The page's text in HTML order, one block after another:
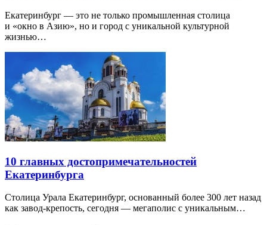
Екатеринбург — это не только промышленная столица
и «окно в Азию», но и город с уникальной культурной
жизнью…
10 главных достопримечательностей
Екатеринбурга
Столица Урала Екатеринбург, основанный более 300 лет назад
как завод-крепость, сегодня — мегаполис с уникальным…